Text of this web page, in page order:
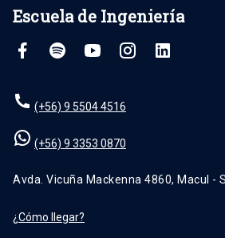
Escuela de Ingeniería
(+56) 9 5504 4516
(+56) 9 3353 0870
Avda. Vicuña Mackenna 4860, Macul -
¿Cómo llegar?